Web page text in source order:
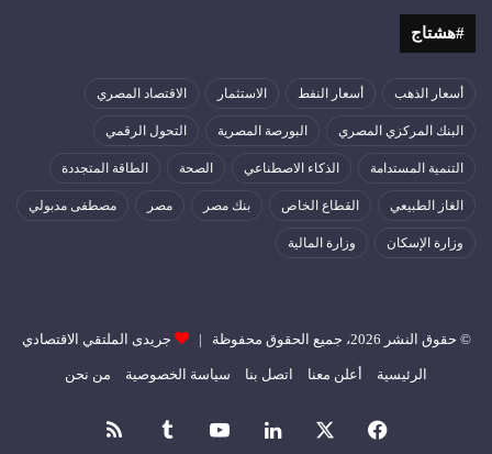
#هشتاج
أسعار الذهب أسعار النفط الاستثمار الاقتصاد المصري
البنك المركزي المصري البورصة المصرية التحول الرقمي
التنمية المستدامة الذكاء الاصطناعي الصحة الطاقة المتجددة
الغاز الطبيعي القطاع الخاص بنك مصر مصر مصطفى مدبولي
وزارة الإسكان وزارة المالية
© حقوق النشر 2026، جميع الحقوق محفوظة | جريدى الملتقي الاقتصادي
الرئيسية أعلن معنا اتصل بنا سياسة الخصوصية من نحن
فيسبوك لينكدإن ‫YouTube